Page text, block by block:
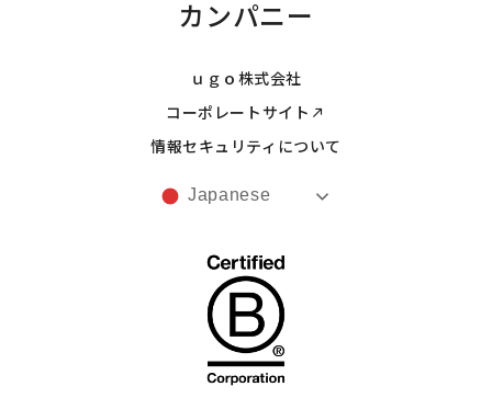
カンパニー
ｕｇｏ株式会社
コーポレートサイト
情報セキュリティについて
Japanese